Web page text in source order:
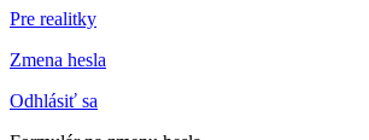
Pre realitky
Zmena hesla
Odhlásiť sa